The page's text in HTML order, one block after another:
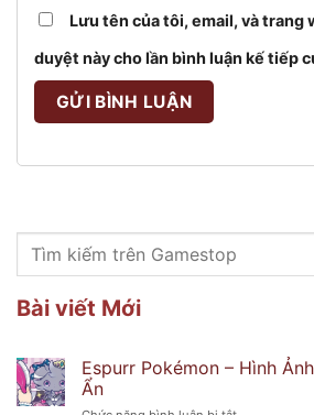
Lưu tên của tôi, email, và trang
duyệt này cho lần bình luận kế tiếp
Bài viết Mới
Espurr Pokémon – Hình
Ẩn